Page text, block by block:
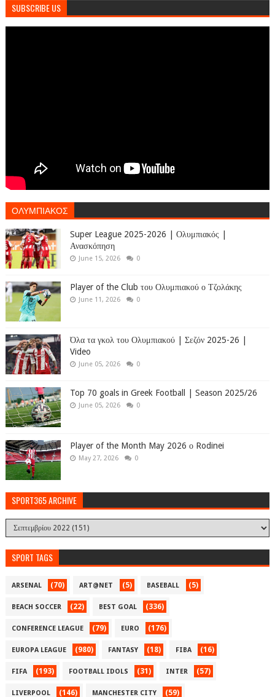
SUBSCRIBE US
ΟΛΥΜΠΙΑΚΟΣ
Super League 2025-2026 | Ολυμπιακός |
Ανασκόπηση
June 15, 2026 0
Player of the Club του Ολυμπιακού ο Τζολάκης
June 11, 2026 0
Όλα τα γκολ του Ολυμπιακού | Σεζόν 2025-26 |
Video
June 05, 2026 0
Top 70 goals in Greek Football | Season 2025/26
June 05, 2026 0
Player of the Month May 2026 ο Rodinei
May 27, 2026 0
SPORT365 ARCHIVE
SPORT TAGS
ARSENAL (70) ART@NET (5) BASEBALL (5)
BEACH SOCCER (22) BEST GOAL (336)
CONFERENCE LEAGUE (79) EURO (176)
EUROPA LEAGUE (980) FANTASY (18) FIBA (16)
FIFA (193) FOOTBALL IDOLS (31) INTER (57)
LIVERPOOL (146) MANCHESTER CITY (59)